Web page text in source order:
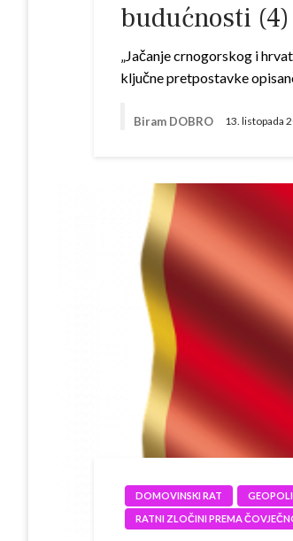
budućnosti (4)
„Jačanje crnogorskog i
ključne pretpostavke
Biram DOBRO 13. listopada
DOMOVINSKI RAT
RATNI ZLOČINI PREMA